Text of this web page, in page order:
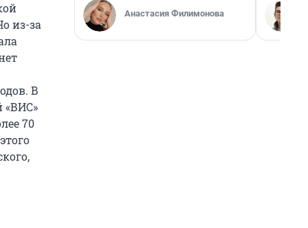
из-за
В
«ВИС»
70
Анастасия Филимонова